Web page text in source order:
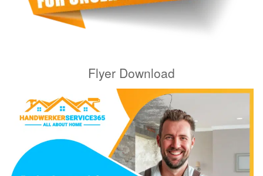
Flyer Download